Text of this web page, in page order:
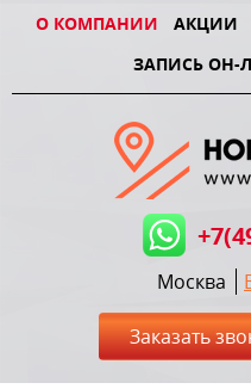
О КОМПАНИИ АКЦИИ
ЗАПИСЬ ОН-
Москва
Заказать